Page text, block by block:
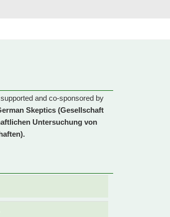
and co-sponsored by
Skeptics (Gesellschaft
Untersuchung von